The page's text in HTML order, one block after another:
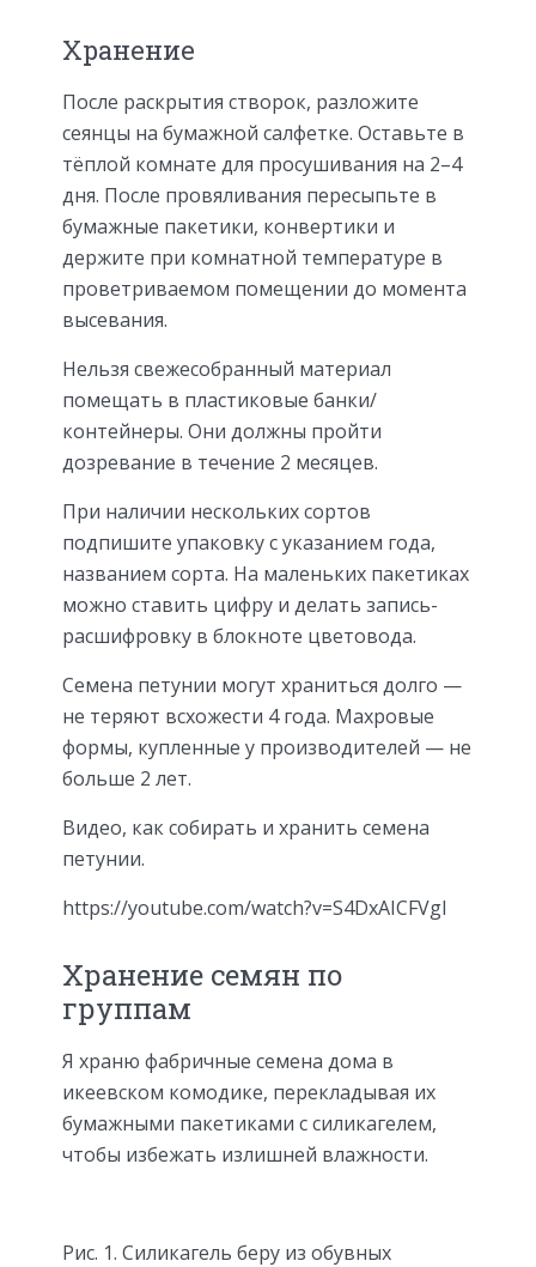
Хранение
После раскрытия створок, разложите
сеянцы на бумажной салфетке. Оставьте в
тёплой комнате для просушивания на 2–4
дня. После провяливания пересыпьте в
бумажные пакетики, конвертики и
держите при комнатной температуре в
проветриваемом помещении до момента
высевания.
Нельзя свежесобранный материал
помещать в пластиковые банки/
контейнеры. Они должны пройти
дозревание в течение 2 месяцев.
При наличии нескольких сортов
подпишите упаковку с указанием года,
названием сорта. На маленьких пакетиках
можно ставить цифру и делать запись-
расшифровку в блокноте цветовода.
Семена петунии могут храниться долго —
не теряют всхожести 4 года. Махровые
формы, купленные у производителей — не
больше 2 лет.
Видео, как собирать и хранить семена
петунии.
https://youtube.com/watch?v=S4DxAICFVgI
Хранение семян по
группам
Я храню фабричные семена дома в
икеевском комодике, перекладывая их
бумажными пакетиками с силикагелем,
чтобы избежать излишней влажности.
Рис. 1. Силикагель беру из обувных